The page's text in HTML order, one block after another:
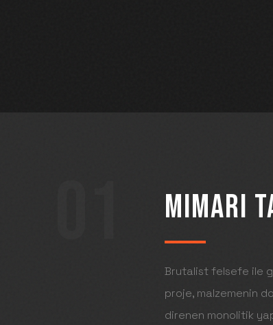
MIMARI
Brutalist felsefe ile
proje, malzemenin
direnen monolitik